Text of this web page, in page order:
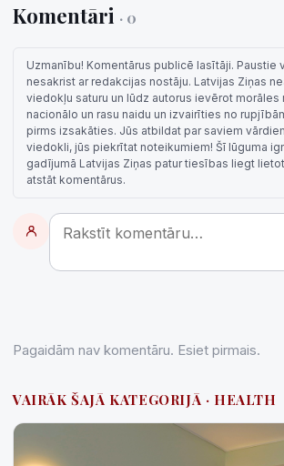
Komentāri · 0
Uzmanību! Komentārus publicē lasītāji. Paustie
nesakrist ar redakcijas nostāju. Latvijas Ziņas
viedokļu saturu un lūdz autorus ievērot morāles
nacionālo un rasu naidu un izvairīties no
pirms izsakāties. Jūs atbildat par saviem
viedokli, jūs piekrītat noteikumiem! Šī lūguma
gadījumā Latvijas Ziņas patur tiesības liegt
atstāt komentārus.
Pagaidām nav komentāru. Esiet pirmais.
VAIRĀK ŠAJĀ KATEGORIJĀ · HEALTH